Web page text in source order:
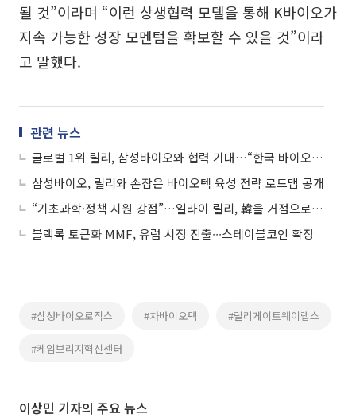
될 것”이라며 “이런 상생협력 모델을 통해 K바이오가
지속 가능한 성장 모멘텀을 확보할 수 있을 것”이라
고 말했다.
관련 뉴스
글로벌 1위 릴리, 삼성바이오와 협력 기대…“한국 바이오 투자 가속”
삼성바이오, 릴리와 손잡은 바이오텍 육성 전략 로드맵 공개
“기초과학·정책 지원 강점”…일라이 릴리, 韓을 거점으로 택한 이유
블랙록 토큰화 MMF, 유럽 시장 진출∙∙∙스테이블코인 확장
#삼성바이오로직스 #차바이오텍 #릴리게이트웨이랩스
#케임브리지혁신센터
이상민 기자의 주요 뉴스